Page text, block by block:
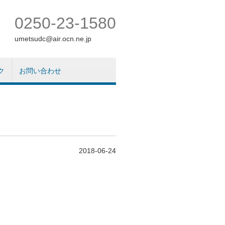
0250-23-1580
umetsudc@air.ocn.ne.jp
お問い合わせ
2018-06-24